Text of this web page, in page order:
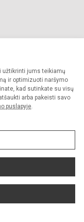
užtikrinti jums teikiamų
ir optimizuoti naršymo
kad sutinkate su visų
arba pakeisti savo
puslapyje.
griežtai draudžiama.
valdymas